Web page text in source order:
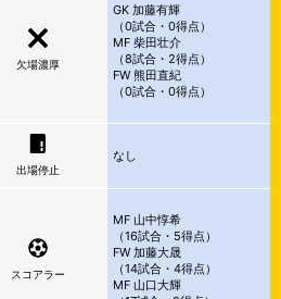
欠場濃厚
GK 加藤有輝
（0試合・0得点）
MF 柴田壮介
（8試合・2得点）
FW 熊田直紀
（0試合・0得点）
出場停止
なし
スコアラー
MF 山中惇希
（16試合・5得点）
FW 加藤大晟
（14試合・4得点）
MF 山口大輝